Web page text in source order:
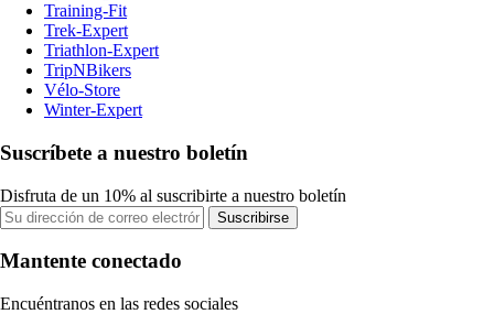
Training-Fit
Trek-Expert
Triathlon-Expert
TripNBikers
Vélo-Store
Winter-Expert
Suscríbete a nuestro boletín
Disfruta de un 10% al suscribirte a nuestro boletín
Suscribirse
Mantente conectado
Encuéntranos en las redes sociales